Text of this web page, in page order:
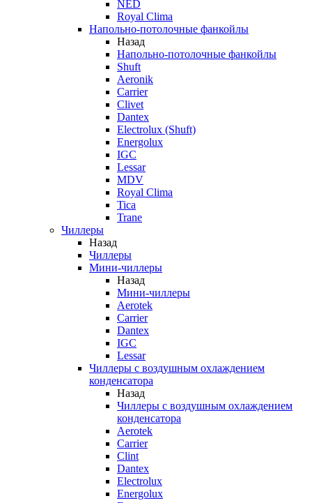
NED
Royal Clima
Напольно-потолочные фанкойлы
Назад
Напольно-потолочные фанкойлы
Shuft
Aeronik
Carrier
Clivet
Dantex
Electrolux (Shuft)
Energolux
IGC
Lessar
MDV
Royal Clima
Tica
Trane
Чиллеры
Назад
Чиллеры
Мини-чиллеры
Назад
Мини-чиллеры
Aerotek
Carrier
Dantex
IGC
Lessar
Чиллеры с воздушным охлаждением
конденсатора
Назад
Чиллеры с воздушным охлаждением
конденсатора
Aerotek
Carrier
Clint
Dantex
Electrolux
Energolux